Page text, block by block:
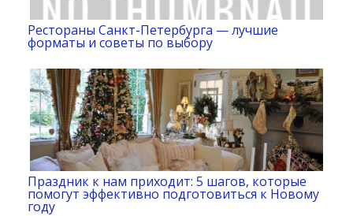
Рестораны Санкт-Петербурга — лучшие
форматы и советы по выбору
Праздник к нам приходит: 5 шагов, которые
помогут эффективно подготовиться к Новому
году